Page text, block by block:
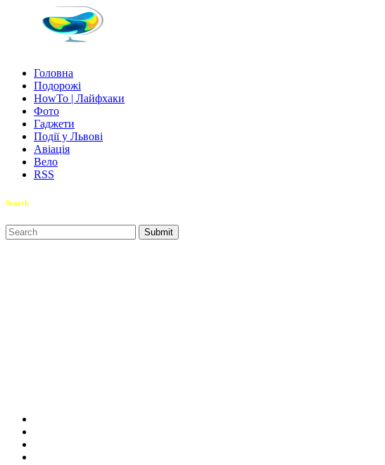
Головна
Подорожі
HowTo | Лайфхаки
Фото
Гаджети
Події у Львові
Авіація
Вело
RSS
Search